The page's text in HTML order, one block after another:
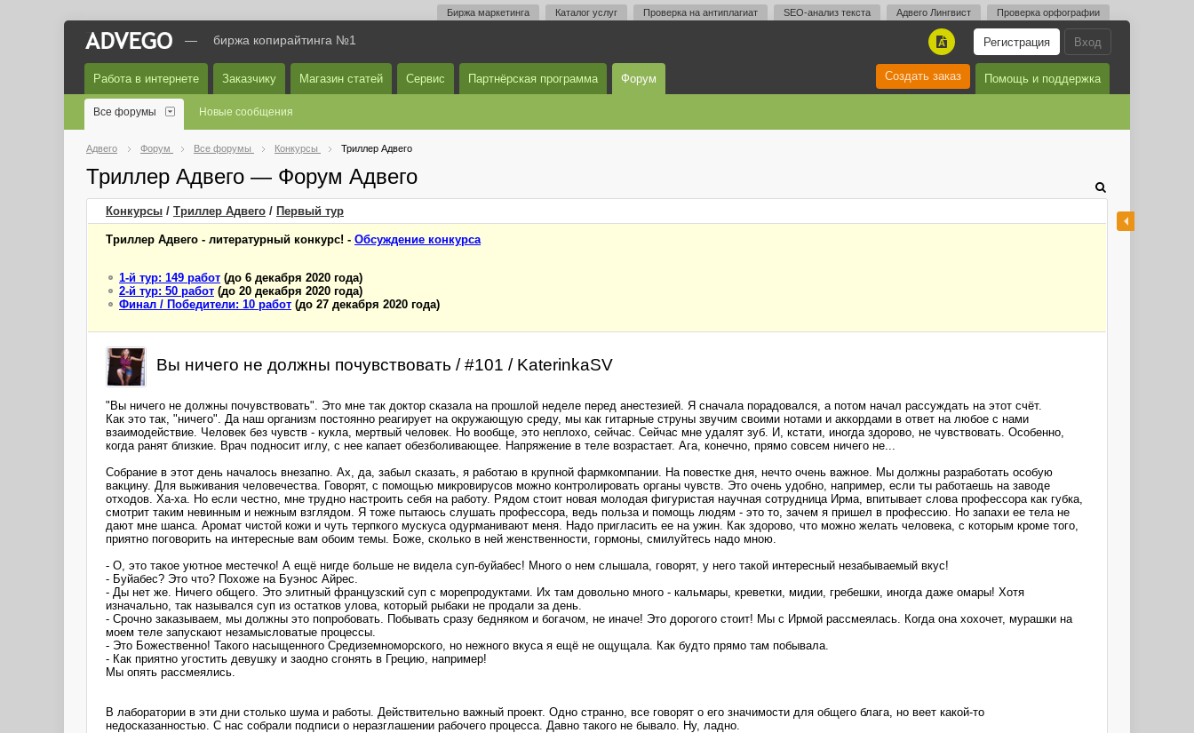
Биржа маркетинга Каталог услуг Проверка на антиплагиат SEO-анализ текста Адвего Лингвист Проверка орфографии
Вход
Регистрация
A
— биржа копирайтинга №1
Работа в интернете Заказчику Магазин статей Сервис Партнёрская программа Форум Помощь и поддержка
Создать заказ
Все форумы Новые сообщения
Адвего Форум Все форумы Конкурсы Триллер Адвего
Триллер Адвего — Форум Адвего
Конкурсы / Триллер Адвего / Первый тур
Триллер Адвего - литературный конкурс! - Обсуждение конкурса
1-й тур: 149 работ (до 6 декабря 2020 года)
2-й тур: 50 работ (до 20 декабря 2020 года)
Финал / Победители: 10 работ (до 27 декабря 2020 года)
Вы ничего не должны почувствовать / #101 / KaterinkaSV
"Вы ничего не должны почувствовать". Это мне так доктор сказала на прошлой неделе перед анестезией. Я сначала порадовался, а потом начал рассуждать на этот счёт.
Как это так, "ничего". Да наш организм постоянно реагирует на окружающую среду, мы как гитарные струны звучим своими нотами и аккордами в ответ на любое с нами
взаимодействие. Человек без чувств - кукла, мертвый человек. Но вообще, это неплохо, сейчас. Сейчас мне удалят зуб. И, кстати, иногда здорово, не чувствовать. Особенно,
когда ранят близкие. Врач подносит иглу, с нее капает обезболивающее. Напряжение в теле возрастает. Ага, конечно, прямо совсем ничего не...
Собрание в этот день началось внезапно. Ах, да, забыл сказать, я работаю в крупной фармкомпании. На повестке дня, нечто очень важное. Мы должны разработать особую
вакцину. Для выживания человечества. Говорят, с помощью микровирусов можно контролировать органы чувств. Это очень удобно, например, если ты работаешь на заводе
отходов. Ха-ха. Но если честно, мне трудно настроить себя на работу. Рядом стоит новая молодая фигуристая научная сотрудница Ирма, впитывает слова профессора как губка,
смотрит таким невинным и нежным взглядом. Я тоже пытаюсь слушать профессора, ведь польза и помощь людям - это то, зачем я пришел в профессию. Но запахи ее тела не
дают мне шанса. Аромат чистой кожи и чуть терпкого мускуса одурманивают меня. Надо пригласить ее на ужин. Как здорово, что можно желать человека, с которым кроме того,
приятно поговорить на интересные вам обоим темы. Боже, сколько в ней женственности, гормоны, смилуйтесь надо мною.
- О, это такое уютное местечко! А ещё нигде больше не видела суп-буйабес! Много о нем слышала, говорят, у него такой интересный незабываемый вкус!
- Буйабес? Это что? Похоже на Буэнос Айрес.
- Ды нет же. Ничего общего. Это элитный французский суп с морепродуктами. Их там довольно много - кальмары, креветки, мидии, гребешки, иногда даже омары! Хотя
изначально, так назывался суп из остатков улова, который рыбаки не продали за день.
- Срочно заказываем, мы должны это попробовать. Побывать сразу бедняком и богачом, не иначе! Это дорогого стоит! Мы с Ирмой рассмеялась. Когда она хохочет, мурашки на
моем теле запускают незамысловатые процессы.
- Это Божественно! Такого насыщенного Средиземноморского, но нежного вкуса я ещё не ощущала. Как будто прямо там побывала.
- Как приятно угостить девушку и заодно сгонять в Грецию, например!
Мы опять рассмеялись.
В лаборатории в эти дни столько шума и работы. Действительно важный проект. Одно странно, все говорят о его значимости для общего блага, но веет какой-то
недосказанностью. С нас собрали подписи о неразглашении рабочего процесса. Давно такого не бывало. Ну, ладно.